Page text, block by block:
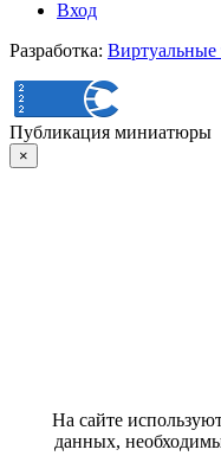
Вход
Разработка: Виртуальные
Публикация миниатюры
×
На сайте
данных,